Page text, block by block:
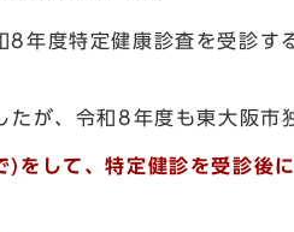
8年度特定健康診査を受診
が、令和8年度も東大阪市
)をして、特定健診を受診